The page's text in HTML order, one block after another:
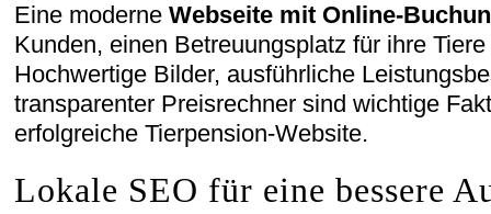
Eine moderne Webseite mit Online-
Kunden, einen Betreuungsplatz für ihre
Hochwertige Bilder, ausführliche
transparenter Preisrechner sind wichtige
erfolgreiche Tierpension-Website.
Lokale SEO für eine bessere